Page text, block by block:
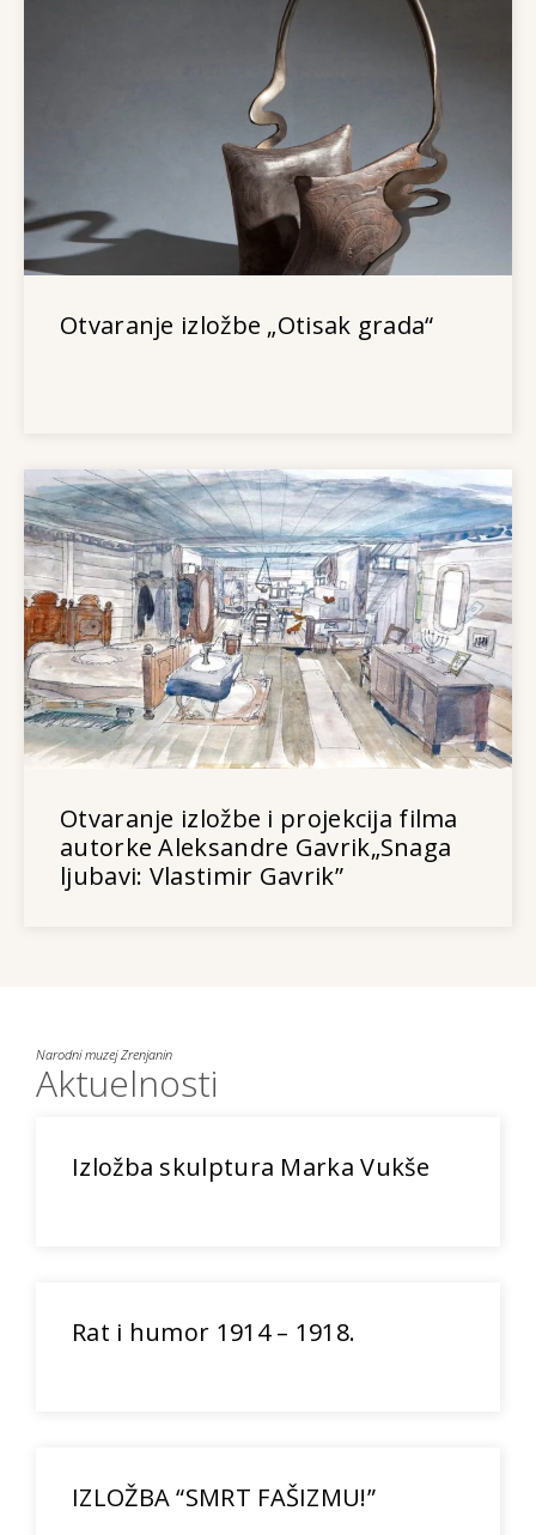
Otvaranje izložbe „Otisak grada“
Otvaranje izložbe i projekcija filma
autorke Aleksandre Gavrik„Snaga
ljubavi: Vlastimir Gavrik”
Narodni muzej Zrenjanin
Aktuelnosti
Izložba skulptura Marka Vukše
Rat i humor 1914 – 1918.
IZLOŽBA “SMRT FAŠIZMU!”